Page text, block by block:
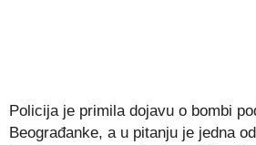
Policija je primila dojavu o bombi
Beograđanke, a u pitanju je jedna